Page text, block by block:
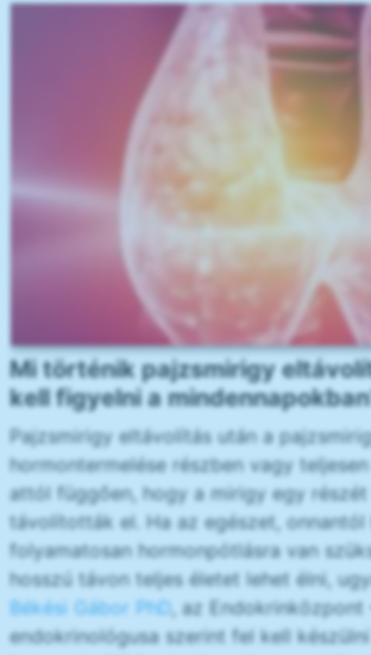
Mi történik pajzsmirigy
kell figyelni a
Pajzsmirigy eltávolítás után a
hormontermelése részben vagy teljesen
attól függően, hogy a mirigy egy
távolították el. Ha az egészet, onnantól
folyamatosan hormonpótlásra van
hosszú távon teljes életet lehet élni,
Békési Gábor PhD
, az
endokrinológusa szerint fel kell